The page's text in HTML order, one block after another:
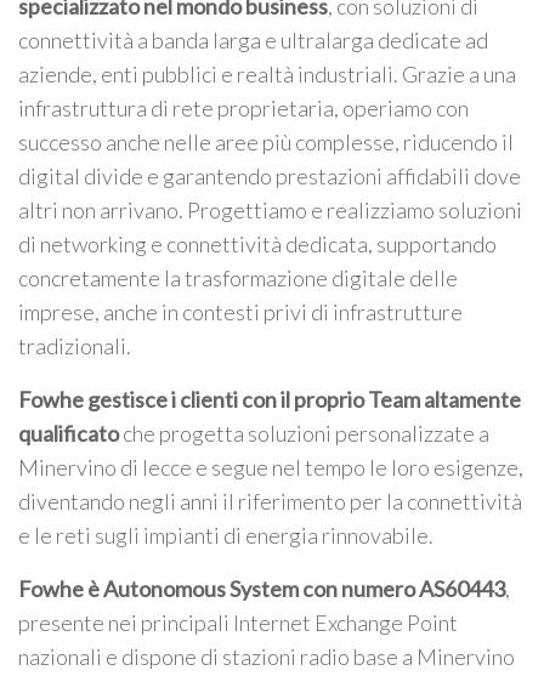
specializzato nel mondo business, con soluzioni di
connettività a banda larga e ultralarga dedicate ad
aziende, enti pubblici e realtà industriali. Grazie a una
infrastruttura di rete proprietaria, operiamo con
successo anche nelle aree più complesse, riducendo il
digital divide e garantendo prestazioni affidabili dove
altri non arrivano. Progettiamo e realizziamo soluzioni
di networking e connettività dedicata, supportando
concretamente la trasformazione digitale delle
imprese, anche in contesti privi di infrastrutture
tradizionali.
Fowhe gestisce i clienti con il proprio Team altamente
qualificatoche progetta soluzioni personalizzate a
Minervino di lecce e segue nel tempo le loro esigenze,
diventando negli anni il riferimento per la connettività
e le reti sugli impianti di energia rinnovabile.
Fowhe è Autonomous System con numero AS60443,
presente nei principali Internet Exchange Point
nazionali e dispone di stazioni radio base a Minervino